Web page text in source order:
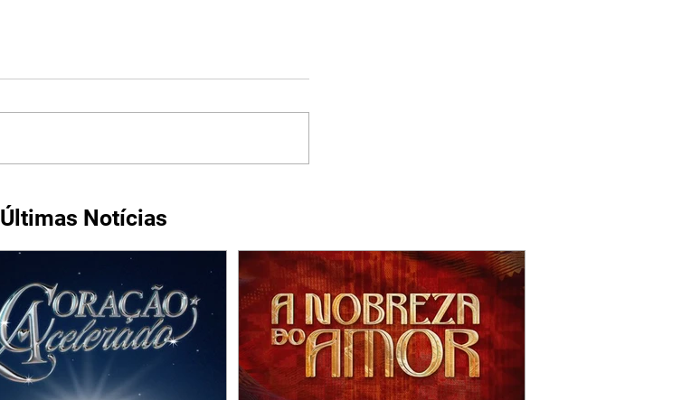
Últimas Notícias